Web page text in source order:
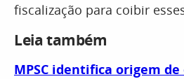
fiscalização para coibir
Leia também
MPSC identifica origem